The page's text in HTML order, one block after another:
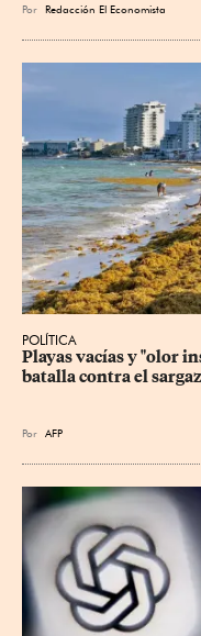
Por Redacción El Economista
POLÍTICA
Playas vacías y "olor
batalla contra el
Por AFP